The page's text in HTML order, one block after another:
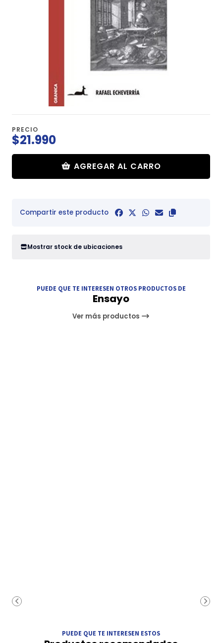
PRECIO
$21.990
AGREGAR AL CARRO
Compartir este producto
Mostrar stock de ubicaciones
PUEDE QUE TE INTERESEN OTROS PRODUCTOS DE
Ensayo
Ver más productos
PUEDE QUE TE INTERESEN ESTOS